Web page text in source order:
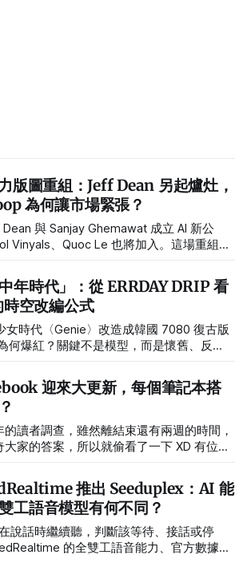
版圖重組：Jeff Dean 另起爐灶，
為何讓市場緊張？
與 Sanjay Ghemawat 成立 AI 新公
Vinyals、Quoc Le 也將加入。這場重組對
年時代」：從 ERRDAY DRIP 看
空改編公式
女時代〈Genie〉改造成韓國 7080 復古版
何爆紅？關鍵不是模型，而是懷舊、反
迎來大更新，每個筆記本搭
讀者調查，雖然離結束還有兩週的時間，
的答案，所以就偷看了一下 XD 有位在
讀者分享，我覺得他的比喻很妙： 主管
減少開發時間，其實不然，反而增加了開
事一直冒出來，而時間沒有被增加，原因是
，這跟人月神話有異曲同工之妙。聽過一
麼會生小孩，也是需要 10 個月才能誕生
這件事，就跟十個女人沒辦法一個月生出小
目前的調查上，目前有 44.3% 的讀者用
推出 Seeduplex：AI 能
工語音模型有何不同？
說話時繼續聽，判斷該等待、接話或停
的全雙工語音能力、官方數據與